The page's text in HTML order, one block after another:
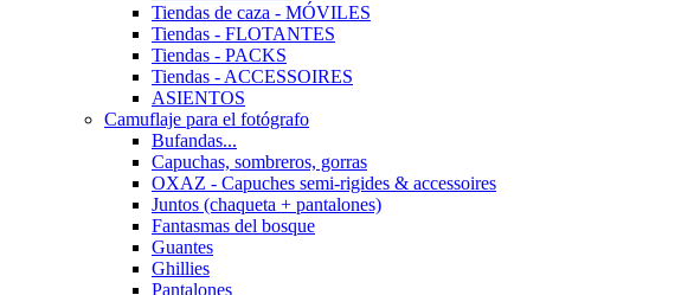
Tiendas de caza - MÓVILES
Tiendas - FLOTANTES
Tiendas - PACKS
Tiendas - ACCESSOIRES
ASIENTOS
Camuflaje para el fotógrafo
Bufandas...
Capuchas, sombreros, gorras
OXAZ - Capuches semi-rigides & accessoires
Juntos (chaqueta + pantalones)
Fantasmas del bosque
Guantes
Ghillies
Pantalones